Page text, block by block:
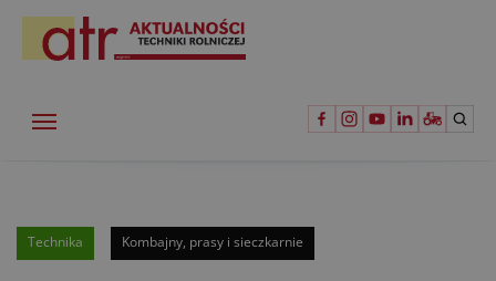
Technika Kombajny, prasy i sieczkarnie